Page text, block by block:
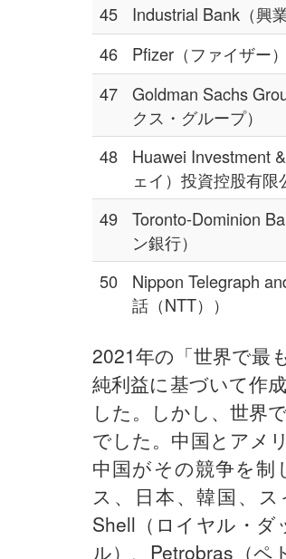
45
Industrial Bank（興
46
Pfizer（ファイザー）
47
Goldman Sachs
クス・グループ）
48
Huawei Investment
ェイ）投資控股有限
49
Toronto-Dominion
ン銀行）
50
Nippon Telegraph
話（NTT））
2021年の「世界で最
純利益に基づいて作
した。しかし、世界
でした。中国とアメ
中国がその競争を
ス、日本、韓国、
Shell（ロイヤル・ダ
ル）、Petrobras（ペ